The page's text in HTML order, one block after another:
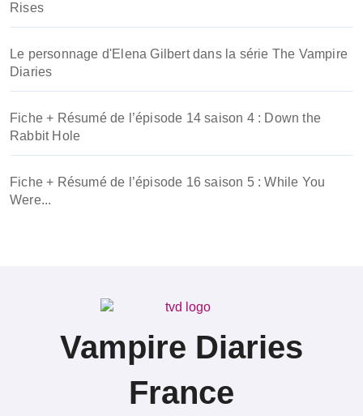
Rises
Le personnage d'Elena Gilbert dans la série The Vampire
Diaries
Fiche + Résumé de l’épisode 14 saison 4 : Down the
Rabbit Hole
Fiche + Résumé de l’épisode 16 saison 5 : While You
Were...
Vampire Diaries
France